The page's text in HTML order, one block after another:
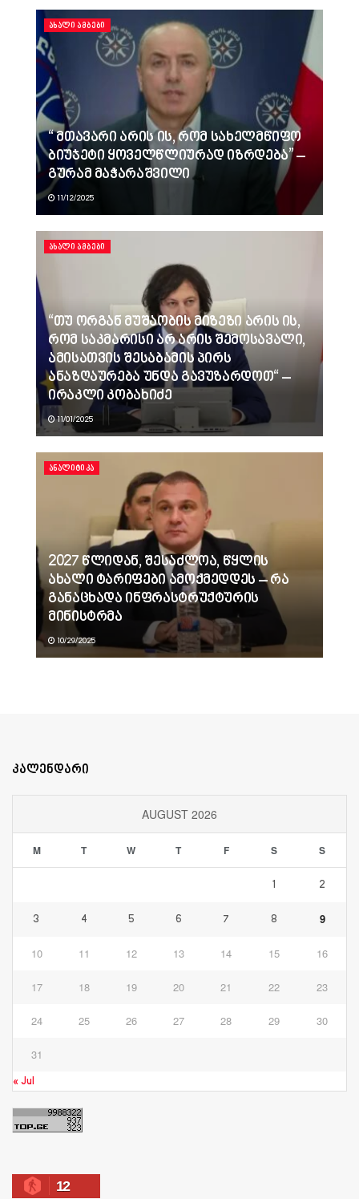
ᲐᲮᲐᲚᲘ ᲐᲛᲑᲔᲑᲘ
“ მთავარი არის ის, რომ სახელმწიფო
ბიუჯეტი ყოველწლიურად იზრდება” –
გურამ მაჭარაშვილი
11/12/2025
ᲐᲮᲐᲚᲘ ᲐᲛᲑᲔᲑᲘ
“თუ ორგან მუშაობის მიზეზი არის ის,
რომ საკმარისი არ არის შემოსავალი,
ამისათვის შესაბამის პირს
ანაზღაურება უნდა გავუზარდოთ“ –
ირაკლი კობახიძე
11/01/2025
ᲐᲜᲐᲚᲘᲢᲘᲙᲐ
2027 წლიდან, შესაძლოა, წყლის
ახალი ტარიფები ამოქმედდეს – რა
განაცხადა ინფრასტრუქტურის
მინისტრმა
10/29/2025
კალენდარი
AUGUST 2026
M T W T F S S
1 2
3 4 5 6 7 8 9
10 11 12 13 14 15 16
17 18 19 20 21 22 23
24 25 26 27 28 29 30
31
« Jul
12